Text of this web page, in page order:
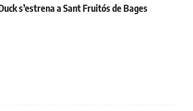
s’estrena a Sant Fruitós de Bages